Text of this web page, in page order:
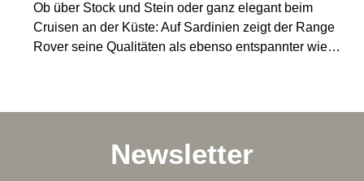
Ob über Stock und Stein oder ganz elegant beim
Cruisen an der Küste: Auf Sardinien zeigt der Range
Rover seine Qualitäten als ebenso entspannter wie
Newsletter